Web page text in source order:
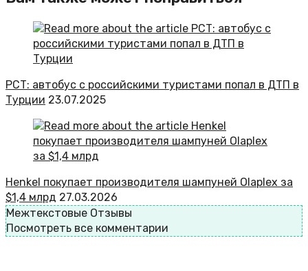
РСТ: автобус с российскими туристами попал в ДТП в
Турции 23.07.2025
Henkel покупает производителя шампуней Olaplex за
$1,4 млрд 27.03.2026
Межтекстовые Отзывы
Посмотреть все комментарии